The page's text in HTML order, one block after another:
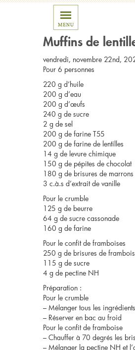
Posts Tagged
Muffins de
vendredi, novembre 22nd,
Pour 6 personnes
220 g d’huile
200 g d’eau
200 g d’œufs
240 g de sucre
2 g de sel
200 g de farine T55
200 g de farine de lentilles
14 g de levure chimique
150 g de pépites de chocolat
180 g de brisures de marrons
3 c.à.s d’extrait de vanille
Pour le crumble
125 g de beurre
64 g de sucre cassonade
160 g de farine
Pour le confit de framboises
250 g de brisures de
115 g de sucre
4 g de pectine NH
Préparation :
Pour le crumble
– Mélanger tous les
– Réserver en bac au froid
Pour le confit de framboise
– Chauffer à 70 degrés les
– Mélanger la pectine NH et